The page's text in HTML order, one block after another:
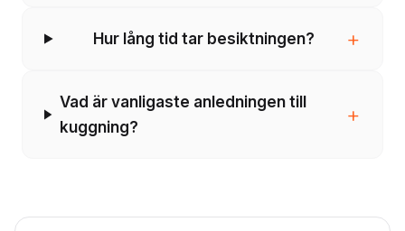
Hur lång tid tar besiktningen? +
Vad är vanligaste anledningen till
kuggning?
+